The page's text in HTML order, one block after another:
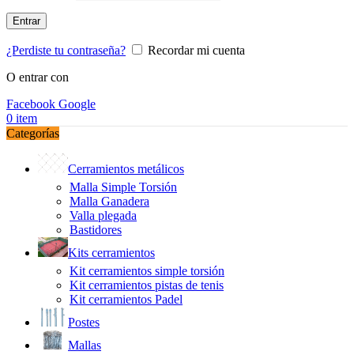
Entrar
¿Perdiste tu contraseña?
Recordar mi cuenta
O entrar con
Facebook Google
0 item
Categorías
Cerramientos metálicos
Malla Simple Torsión
Malla Ganadera
Valla plegada
Bastidores
Kits cerramientos
Kit cerramientos simple torsión
Kit cerramientos pistas de tenis
Kit cerramientos Padel
Postes
Mallas